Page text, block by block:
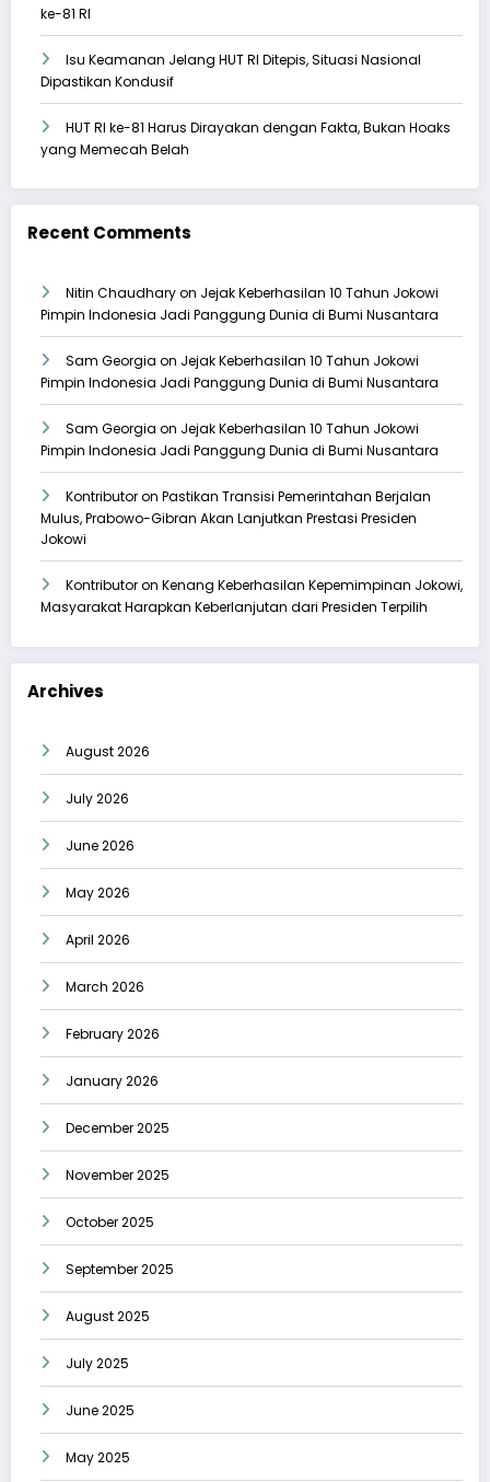
ke-81 RI
Isu Keamanan Jelang HUT RI Ditepis, Situasi Nasional
Dipastikan Kondusif
HUT RI ke-81 Harus Dirayakan dengan Fakta, Bukan Hoaks
yang Memecah Belah
Recent Comments
Nitin Chaudharyon Jejak Keberhasilan 10 Tahun Jokowi
Pimpin Indonesia Jadi Panggung Dunia di Bumi Nusantara
Sam Georgia on Jejak Keberhasilan 10 Tahun Jokowi
Pimpin Indonesia Jadi Panggung Dunia di Bumi Nusantara
Sam Georgia on Jejak Keberhasilan 10 Tahun Jokowi
Pimpin Indonesia Jadi Panggung Dunia di Bumi Nusantara
Kontributoron Pastikan Transisi Pemerintahan Berjalan
Mulus, Prabowo-Gibran Akan Lanjutkan Prestasi Presiden
Jokowi
Kontributoron Kenang Keberhasilan Kepemimpinan Jokowi,
Masyarakat Harapkan Keberlanjutan dari Presiden Terpilih
Archives
August 2026
July 2026
June 2026
May 2026
April 2026
March 2026
February 2026
January 2026
December 2025
November 2025
October 2025
September 2025
August 2025
July 2025
June 2025
May 2025